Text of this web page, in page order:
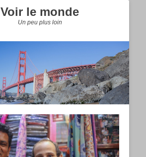
Voir le monde
Un peu plus loin